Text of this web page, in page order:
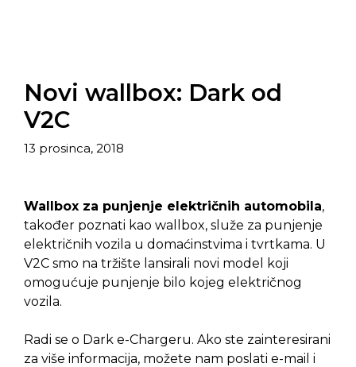
Novi wallbox: Dark od
V2C
13 prosinca, 2018
Wallbox za punjenje električnih automobila,
također poznati kao wallbox, služe za punjenje
električnih vozila u domaćinstvima i tvrtkama. U
V2C smo na tržište lansirali novi model koji
omogućuje punjenje bilo kojeg električnog
vozila.
Radi se o Dark e-Chargeru. Ako ste zainteresirani
za više informacija, možete nam poslati e-mail i